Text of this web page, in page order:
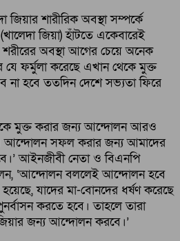
জিয়ার শারীরিক অবস্থা সম্পর্কে
জিয়া) হাঁটতে একেবারেই
শরীরের অবস্থা আগের চেয়ে অনেক
যে ফর্মুলা করেছে এখান থেকে মুক্ত
না হবে ততদিন দেশে সভ্যতা ফিরে
মুক্ত করার জন্য আন্দোলন আরও
আন্দোলন সফল করার জন্য আমাদের
আইনজীবী নেতা ও বিএনপি
‘আন্দোলন বললেই আন্দোলন হবে
হয়েছে, যাদের মা-বোনদের ধর্ষণ করেছে
করতে হবে। তাহলে তারা
জন্য আন্দোলন করবে।’